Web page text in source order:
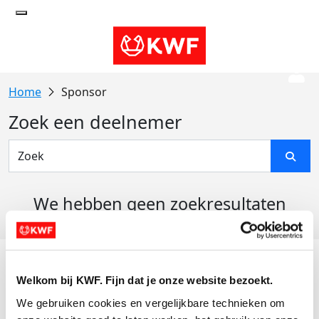
Welkom bij KWF. Fijn dat je onze website bezoekt.
We gebruiken cookies en vergelijkbare technieken om
Sponsor
Zoek een deelnemer
We hebben geen zoekresultaten
Actiematerialen
Evenementen